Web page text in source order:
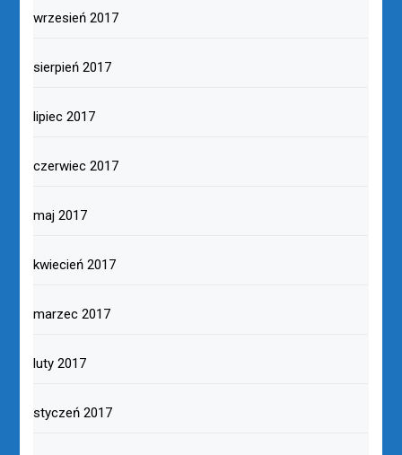
wrzesień 2017
sierpień 2017
lipiec 2017
czerwiec 2017
maj 2017
kwiecień 2017
marzec 2017
luty 2017
styczeń 2017